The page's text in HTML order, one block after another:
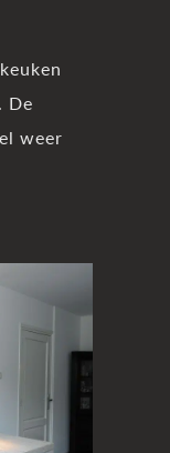
De
weer